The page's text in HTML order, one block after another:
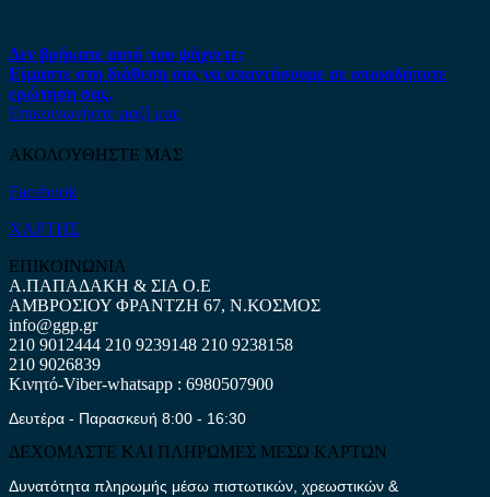
Δεν βρήκατε αυτό που ψάχνετε;
Είμαστε στη διάθεση σας να απαντήσουμε σε οποιαδήποτε
ερώτηση σας.
Επικοινωνήστε μαζί μας
ΑΚΟΛΟΥΘΗΣΤΕ ΜΑΣ
Facebook
ΧΑΡΤΗΣ
ΕΠΙΚΟΙΝΩΝΙΑ
Α.ΠΑΠΑΔΑΚΗ & ΣΙΑ Ο.Ε
ΑΜΒΡΟΣΙΟΥ ΦΡΑΝΤΖΗ 67, Ν.ΚΟΣΜΟΣ
info@ggp.gr
210 9012444 210 9239148 210 9238158
210 9026839
Κινητό-Viber-whatsapp : 6980507900
Δευτέρα - Παρασκευή 8:00 - 16:30
ΔΕΧΟΜΑΣΤΕ ΚΑΙ ΠΛΗΡΩΜΕΣ ΜΕΣΩ ΚΑΡΤΩΝ
Δυνατότητα πληρωμής μέσω πιστωτικών, χρεωστικών &